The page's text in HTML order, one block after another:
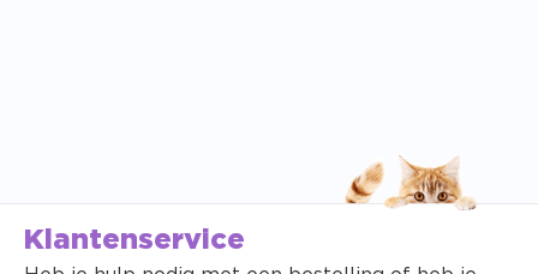
Klantenservice